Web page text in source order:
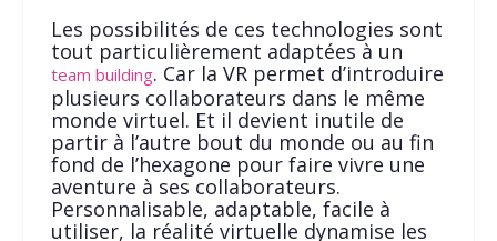
Les possibilités de ces technologies sont
tout particulièrement adaptées à un
team building. Car la VR permet d’introduire
plusieurs collaborateurs dans le même
monde virtuel. Et il devient inutile de
partir à l’autre bout du monde ou au fin
fond de l’hexagone pour faire vivre une
aventure à ses collaborateurs.
Personnalisable, adaptable, facile à
utiliser, la réalité virtuelle dynamise les